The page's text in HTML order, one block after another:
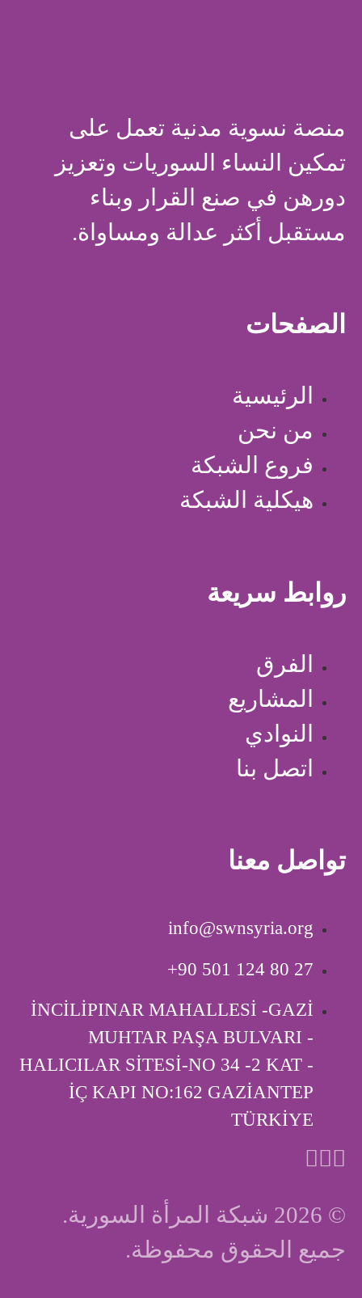
منصة نسوية مدنية تعمل على
تمكين النساء السوريات وتعزيز
دورهن في صنع القرار وبناء
مستقبل أكثر عدالة ومساواة.
الصفحات
الرئيسية
من نحن
فروع الشبكة
هيكلية الشبكة
روابط سريعة
الفرق
المشاريع
النوادي
اتصل بنا
تواصل معنا
info@swnsyria.org
‎+90 501 124 80 27
İNCİLİPINAR MAHALLESİ -GAZİ
MUHTAR PAŞA BULVARI -
HALICILAR SİTESİ-NO 34 -2 KAT -
İÇ KAPI ‎NO:162 GAZİANTEP
TÜRKİYE
© 2026 شبكة المرأة السورية.
جميع الحقوق محفوظة.